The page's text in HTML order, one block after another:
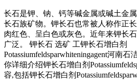
长石是钾、钠、钙等碱金属或碱土金
长石族矿物。钾长石也常被人称作正
肉红色、呈白色或灰色。近年来钾长
广泛。 钾长石 选矿 工钾长石增白剂
Potassiumfeldsparwhiteningagent河南
你详细介绍钾长石增白剂
容,包括钾长石增白剂